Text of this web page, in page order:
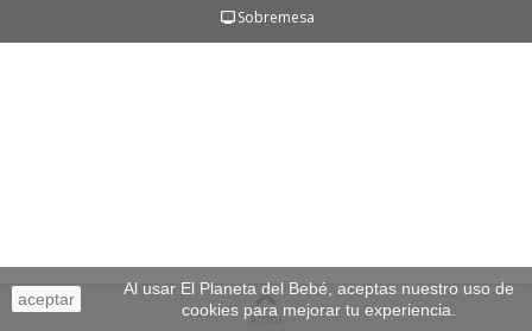
aceptar
Al usar El Planeta del Bebé, aceptas nuestro uso de
cookies para mejorar tu experiencia.
Sobremesa
Arriba